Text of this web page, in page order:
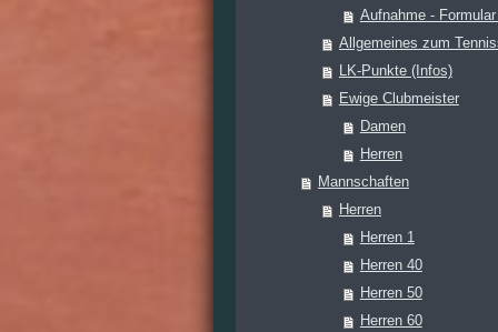
Aufnahme -
Allgemeines zum
LK-Punkte (Infos)
Ewige Clubmeister
Damen
Herren
Mannschaften
Herren
Herren 1
Herren 40
Herren 50
Herren 60